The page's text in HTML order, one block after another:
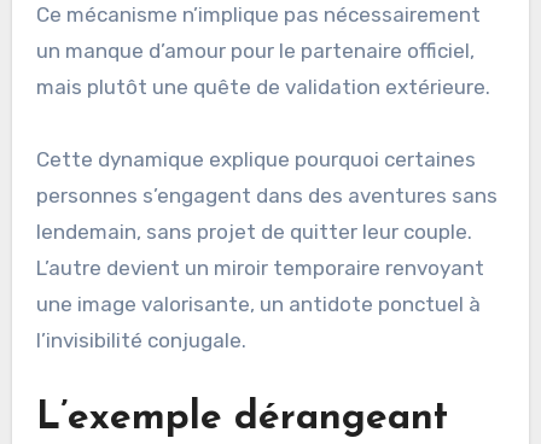
Ce mécanisme n’implique pas nécessairement
un manque d’amour pour le partenaire officiel,
mais plutôt une quête de validation extérieure.
Cette dynamique explique pourquoi certaines
personnes s’engagent dans des aventures sans
lendemain, sans projet de quitter leur couple.
L’autre devient un miroir temporaire renvoyant
une image valorisante, un antidote ponctuel à
l’invisibilité conjugale.
L’exemple dérangeant